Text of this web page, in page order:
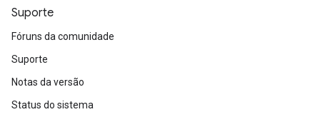
Suporte
Fóruns da comunidade
Suporte
Notas da versão
Status do sistema